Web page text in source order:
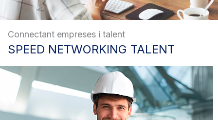
Connectant empreses i talent
SPEED NETWORKING TALENT